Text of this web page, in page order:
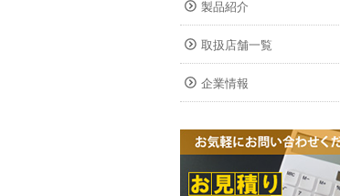
製品紹介
取扱店舗一覧
企業情報